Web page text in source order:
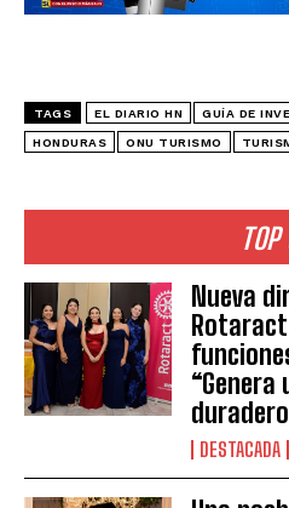
Nueva
DESTACADA
TAGS EL DIARIO HN GUÍA DE
HONDURAS ONU TURISMO